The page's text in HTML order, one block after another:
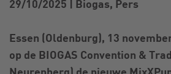
29/10/2025 | Biogas, Pers
Essen (Oldenburg), 13
op de BIOGAS Convention &